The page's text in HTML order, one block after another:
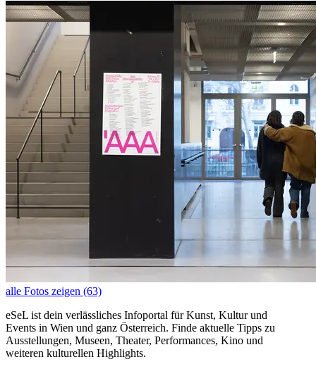
alle Fotos zeigen (63)
eSeL ist dein verlässliches Infoportal für Kunst, Kultur und
Events in Wien und ganz Österreich. Finde aktuelle Tipps zu
Ausstellungen, Museen, Theater, Performances, Kino und
weiteren kulturellen Highlights.